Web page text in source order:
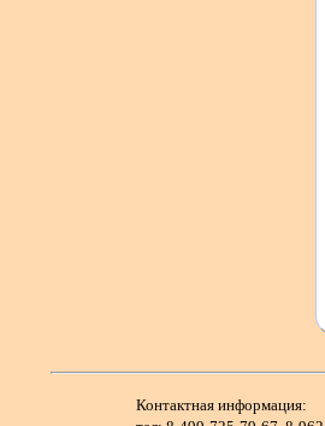
Контактная информация: